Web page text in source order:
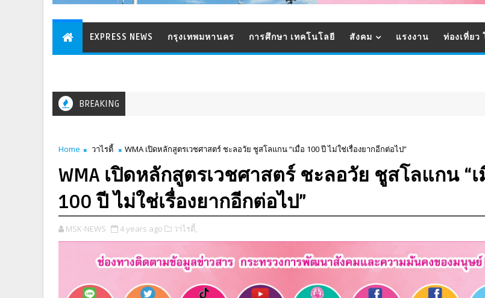
EXPRESS NEWS กรุงเทพมหานคร การศึกษา เทคโนโลยี สังคม แรงงาน ท่องเที่ยว
BREAKING
Home วาไรตี้ WMA เปิดหลักสูตรเวชศาสตร์ ชะลอวัย ชูสโลแกน “เมื่อ 100 ปี ไม่ใช่เรื่องยากอีกต่อไป”
WMA เปิดหลักสูตรเวชศาสตร์ ชะลอวัย ชูสโลแกน “เ
100 ปี ไม่ใช่เรื่องยากอีกต่อไป”
MSK-NEWS 4 years ago วาไรตี้,